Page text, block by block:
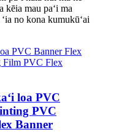
kēia mau paʻi ma
no kona kumukūʻai
loa PVC
PVC
Banner